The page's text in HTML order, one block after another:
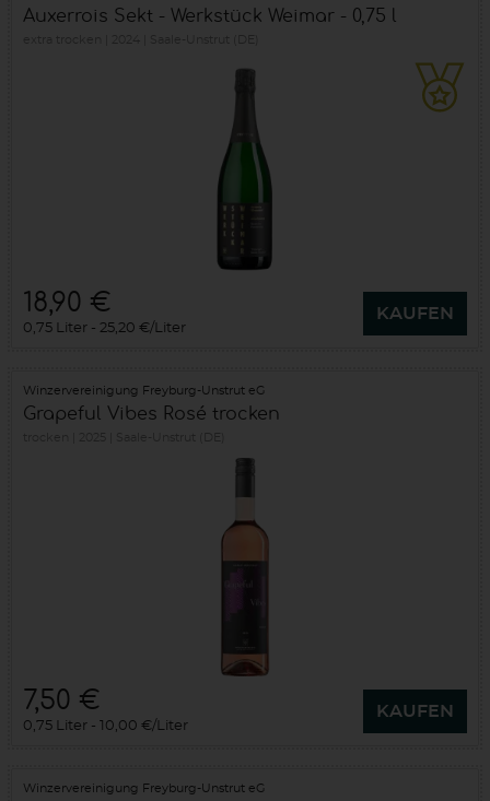
Auxerrois Sekt - Werkstück Weimar - 0,75 l
18,90 €
0,75 Liter 25,20 €/Liter
KAUFEN
Winzervereinigung Freyburg-Unstrut eG
Grapeful Vibes Rosé trocken
7,50 €
0,75 Liter 10,00 €/Liter
KAUFEN
Winzervereinigung Freyburg-Unstrut eG